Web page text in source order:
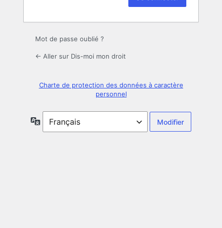
Mot de passe oublié ?
← Aller sur Dis-moi mon droit
Charte de protection des données à caractère
personnel
Langue